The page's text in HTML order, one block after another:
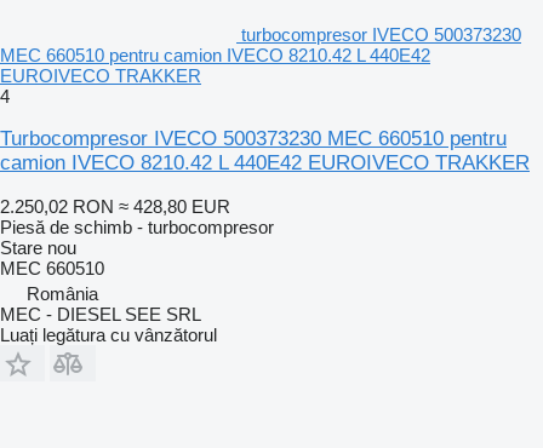
turbocompresor IVECO 500373230
MEC 660510 pentru camion IVECO 8210.42 L 440E42
EUROIVECO TRAKKER
4
Turbocompresor IVECO 500373230 MEC 660510 pentru
camion IVECO 8210.42 L 440E42 EUROIVECO TRAKKER
2.250,02 RON ≈ 428,80 EUR
Piesă de schimb - turbocompresor
Stare nou
MEC 660510
România
MEC - DIESEL SEE SRL
Luați legătura cu vânzătorul